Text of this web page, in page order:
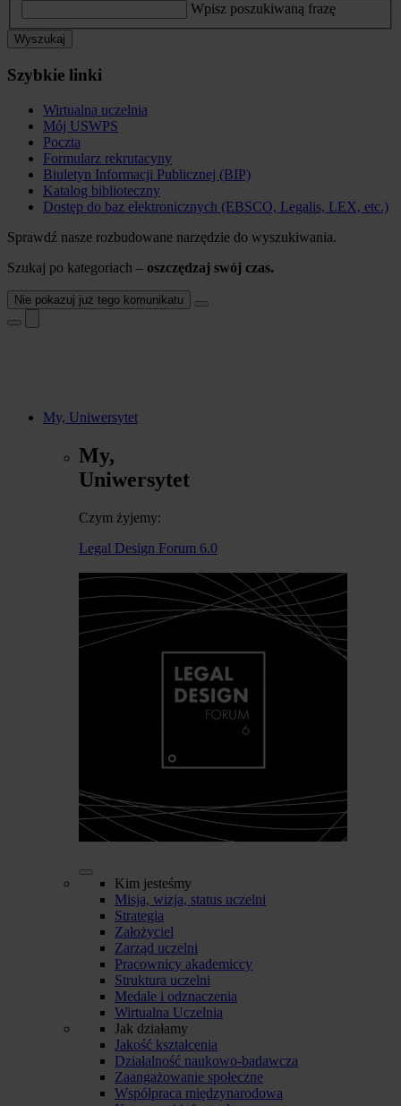
Wpisz poszukiwaną frazę
Wyszukaj
Szybkie linki
Wirtualna uczelnia
Mój USWPS
Poczta
Formularz rekrutacyny
Biuletyn Informacji Publicznej (BIP)
Katalog biblioteczny
Dostęp do baz elektronicznych (EBSCO, Legalis, LEX, etc.)
Sprawdź nasze rozbudowane narzędzie do wyszukiwania.
Szukaj po kategoriach – oszczędzaj swój czas.
Nie pokazuj już tego komunikatu
My, Uniwersytet
My,
Uniwersytet
Czym żyjemy:
Legal Design Forum 6.0
Kim jesteśmy
Misja, wizja, status uczelni
Strategia
Założyciel
Zarząd uczelni
Pracownicy akademiccy
Struktura uczelni
Medale i odznaczenia
Wirtualna Uczelnia
Jak działamy
Jakość kształcenia
Działalność naukowo-badawcza
Zaangażowanie społeczne
Współpraca międzynarodowa